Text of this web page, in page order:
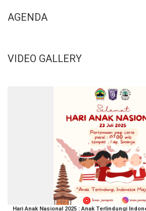
AGENDA
VIDEO GALLERY
Hari Anak Nasional 2025 : Anak Terlindungi